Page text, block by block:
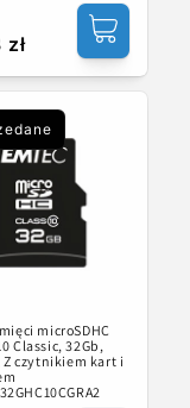
microSDHC
Classic, 32Gb,
Z czytnikiem kart i